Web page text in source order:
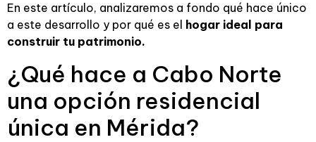
En este artículo, analizaremos a fondo qué hace único
a este desarrollo y por qué es el hogar ideal para
construir tu patrimonio.
¿Qué hace a Cabo Norte
una opción residencial
única en Mérida?